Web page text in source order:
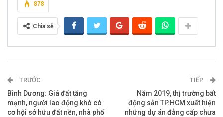
878
Chia sẻ
TRƯỚC
Bình Dương: Giá đất tăng
mạnh, người lao động khó có
cơ hội sở hữu đất nền, nhà phố
TIẾP
Năm 2019, thị trường bất
động sản TP.HCM xuất hiện
những dự án đẳng cấp chưa